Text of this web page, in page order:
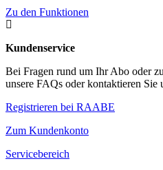
Zu den Funktionen

Kundenservice
Bei Fragen rund um Ihr Abo oder
unsere FAQs oder kontaktieren Sie
Registrieren bei RAABE
Zum Kundenkonto
Servicebereich